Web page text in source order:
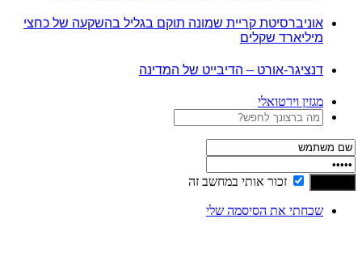
אוניברסיטת קריית שמונה תוקם בגליל בהשקעה של כחצי
מיליארד שקלים
דנציגר-אורט – הדיבייט של המדינה
מגזין וירטואלי
זכור אותי במחשב זה
שכחתי את הסיסמה שלי